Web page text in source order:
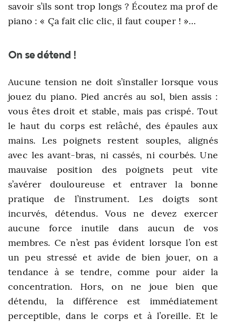
savoir s’ils sont trop longs ? Écoutez ma prof de
piano : « Ça fait clic clic, il faut couper ! »…
On se détend !
Aucune tension ne doit s’installer lorsque vous
jouez du piano. Pied ancrés au sol, bien assis :
vous êtes droit et stable, mais pas crispé. Tout
le haut du corps est relâché, des épaules aux
mains. Les poignets restent souples, alignés
avec les avant-bras, ni cassés, ni courbés. Une
mauvaise position des poignets peut vite
s’avérer douloureuse et entraver la bonne
pratique de l’instrument. Les doigts sont
incurvés, détendus. Vous ne devez exercer
aucune force inutile dans aucun de vos
membres. Ce n’est pas évident lorsque l’on est
un peu stressé et avide de bien jouer, on a
tendance à se tendre, comme pour aider la
concentration. Hors, on ne joue bien que
détendu, la différence est immédiatement
perceptible, dans le corps et à l’oreille. Et le